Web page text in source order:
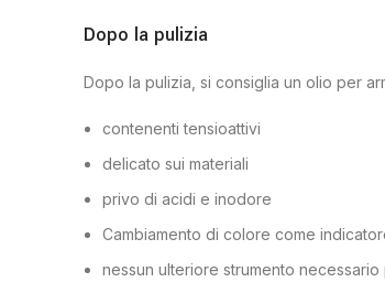
Dopo la pulizia
Dopo la pulizia, si consiglia un olio per
contenenti tensioattivi
delicato sui materiali
privo di acidi e inodore
Cambiamento di colore come
nessun ulteriore strumento necessario